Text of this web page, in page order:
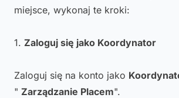
miejsce, wykonaj te kroki:
1. Zaloguj się jako Koordynator
Zaloguj się na konto jako
" Zarządzanie Placem".